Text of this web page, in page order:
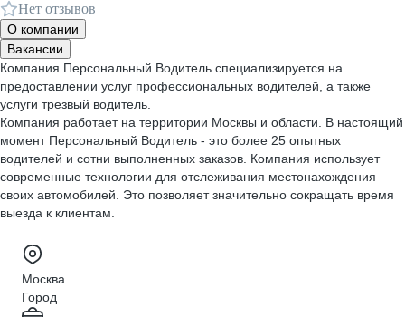
Нет отзывов
О компании
Вакансии
Компания Персональный Водитель специализируется на
предоставлении услуг профессиональных водителей, а также
услуги трезвый водитель.
Компания работает на территории Москвы и области. В настоящий
момент Персональный Водитель - это более 25 опытных
водителей и сотни выполненных заказов. Компания использует
современные технологии для отслеживания местонахождения
своих автомобилей. Это позволяет значительно сокращать время
выезда к клиентам.
Москва
Город